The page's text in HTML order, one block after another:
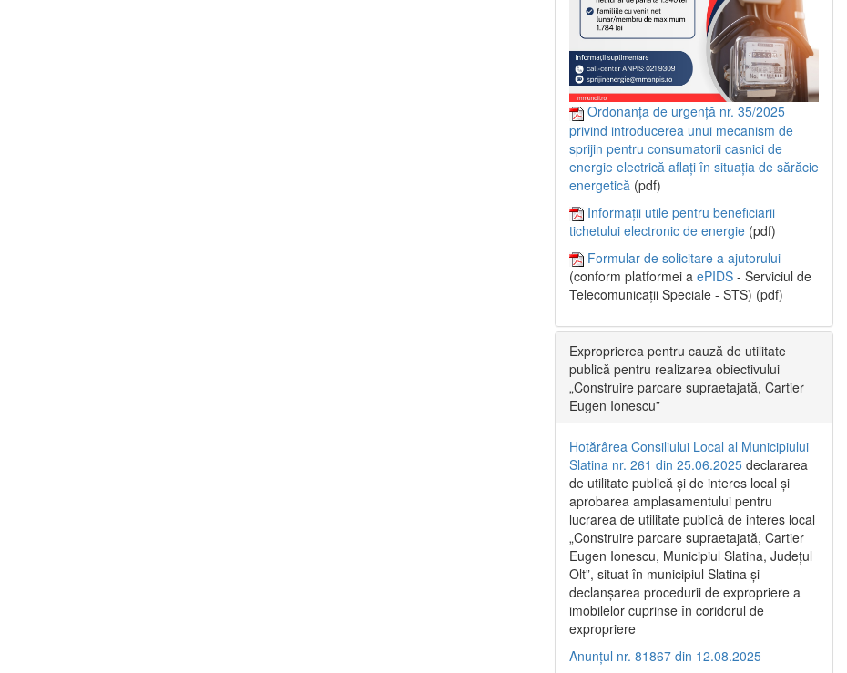
Ordonanța de urgență nr. 35/2025
privind introducerea unui mecanism de
sprijin pentru consumatorii casnici de
energie electrică aflați în situația de sărăcie
energetică (pdf)
Informații utile pentru beneficiarii
tichetului electronic de energie (pdf)
Formular de solicitare a ajutorului
(conform platformei a ePIDS - Serviciul de
Telecomunicații Speciale - STS) (pdf)
Exproprierea pentru cauză de utilitate
publică pentru realizarea obiectivului
„Construire parcare supraetajată, Cartier
Eugen Ionescu”
Hotărârea Consiliului Local al Municipiului
Slatina nr. 261 din 25.06.2025 declararea
de utilitate publică și de interes local și
aprobarea amplasamentului pentru
lucrarea de utilitate publică de interes local
„Construire parcare supraetajată, Cartier
Eugen Ionescu, Municipiul Slatina, Județul
Olt”, situat în municipiul Slatina și
declanșarea procedurii de expropriere a
imobilelor cuprinse în coridorul de
expropriere
Anunțul nr. 81867 din 12.08.2025